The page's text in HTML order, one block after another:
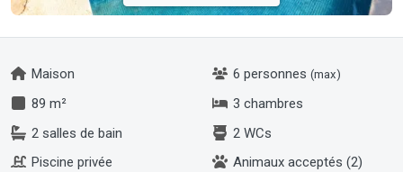
Maison 6 personnes (max)
89 m²
3 chambres
2 salles de bain
2 WCs
Piscine privée
Animaux acceptés (2)